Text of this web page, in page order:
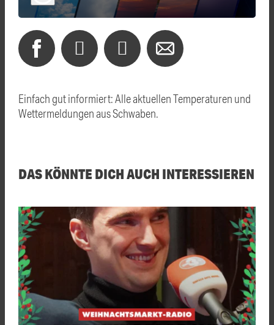
Einfach gut informiert: Alle aktuellen Temperaturen und
Wettermeldungen aus Schwaben.
DAS KÖNNTE DICH AUCH INTERESSIEREN